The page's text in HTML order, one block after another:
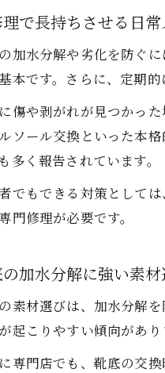
で長持ちさせる日
加水分解や劣化を防ぐ
本です。さらに、定期
傷や剥がれが見つかっ
ソール交換といった本
多く報告されています。
でもできる対策として
門修理が必要です。
加水分解に強い素
素材選びは、加水分解
起こりやすい傾向があ
専門店でも、靴底の交